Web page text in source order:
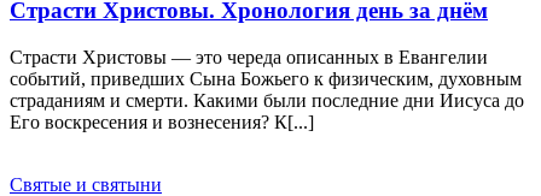
Страсти Христовы. Хронология день за днём
Страсти Христовы — это череда описанных в Евангелии
событий, приведших Сына Божьего к физическим, духовным
страданиям и смерти. Какими были последние дни Иисуса до
Его воскресения и вознесения? К[...]
Святые и святыни